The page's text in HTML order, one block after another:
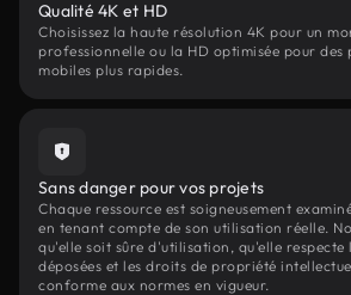
Qualité 4K et HD
Choisissez la haute résolution 4K pour un
professionnelle ou la HD optimisée pour des
mobiles plus rapides.
Sans danger pour vos projets
Chaque ressource est soigneusement
en tenant compte de son utilisation réelle.
qu'elle soit sûre d'utilisation, qu'elle respecte
déposées et les droits de propriété
conforme aux normes en vigueur.